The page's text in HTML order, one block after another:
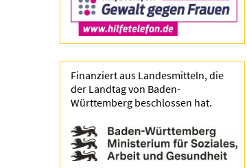
Finanziert aus Landesmitteln, die
der Landtag von Baden-
Württemberg beschlossen hat.